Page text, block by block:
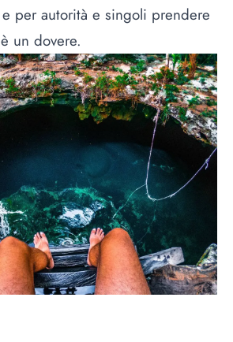
per autorità e singoli prendere
è un dovere.